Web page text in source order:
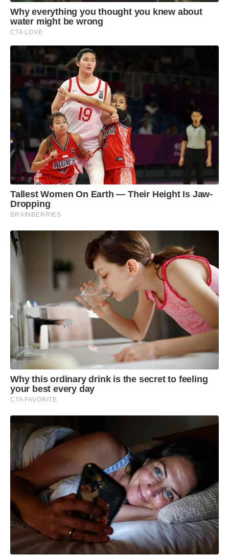
Engenharia Mecânica pelo Centro Universitário
FEI, com especialização em Gestão da Produção,
programas de gestão da INSEAD, da Duke
University e da Wharton School, nos Estados
Unidos.
Why everything you thought you knew about
water might be wrong
CTA LOVE
Tallest Women On Earth — Their Height Is Jaw-
Dropping
BRAINBERRIES
Why this ordinary drink is the secret to feeling
your best every day
CTA FAVORITE